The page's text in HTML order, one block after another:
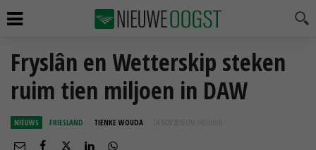
Fryslân en Wetterskip steken
ruim tien miljoen in DAW
NIEUWS FRIESLAND TIENKE WOUDA 04 NOV 2016 OM 14:03